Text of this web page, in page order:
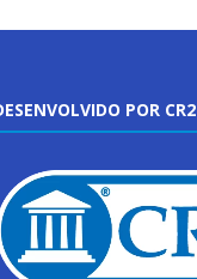
POR CR2